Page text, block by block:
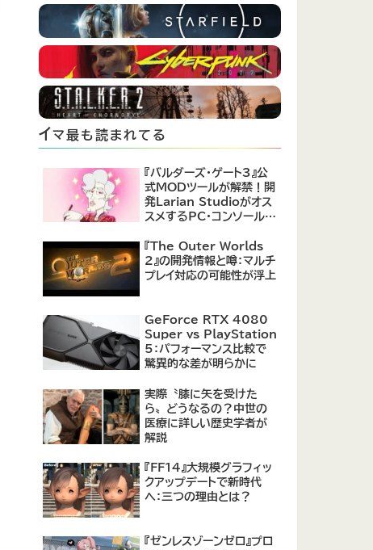
イマ最も読まれてる
『バルダーズ・ゲート3』公
式MODツールが解禁！開
発Larian Studioがオス
スメするPC・コンソール向
『The Outer Worlds
2』の開発情報と噂：マルチ
プレイ対応の可能性が浮上
GeForce RTX 4080
Super vs PlayStation
5：パフォーマンス比較で
驚異的な差が明らかに
実際〝膝に矢を受けた
ら〟どうなるの？中世の
医療に詳しい歴史学者が
解説
『FF14』大規模グラフィッ
クアップデートで新時代
へ：三つの理由とは？
『ゼンレスゾーンゼロ』プロ